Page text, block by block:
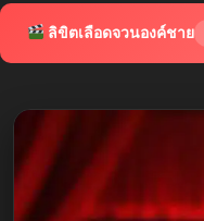
ลิขิตเลือดจวนองค์ชาย